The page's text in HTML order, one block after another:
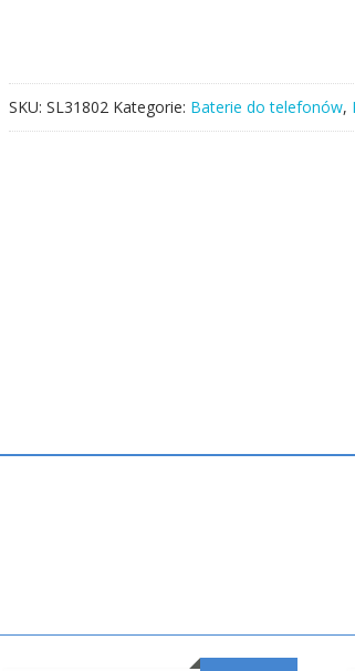
SKU: SL31802 Kategorie: Baterie do telefonów,